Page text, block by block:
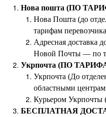
Нова пошта (ПО
Нова Пошта (до
тарифам
Адресная доставка
Новой Почты — по
Укрпочта (ПО
Укрпочта (До
областными
Курьером Укрпочты
БЕСПЛАТНАЯ